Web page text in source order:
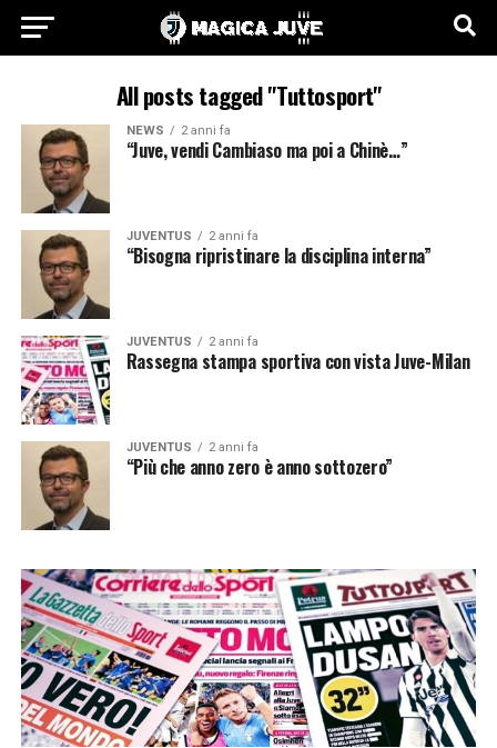
All posts tagged "Tuttosport"
NEWS 2 anni fa
“Juve, vendi Cambiaso ma poi a Chinè…”
JUVENTUS 2 anni fa
“Bisogna ripristinare la disciplina interna”
JUVENTUS 2 anni fa
Rassegna stampa sportiva con vista Juve-Milan
JUVENTUS 2 anni fa
“Più che anno zero è anno sottozero”